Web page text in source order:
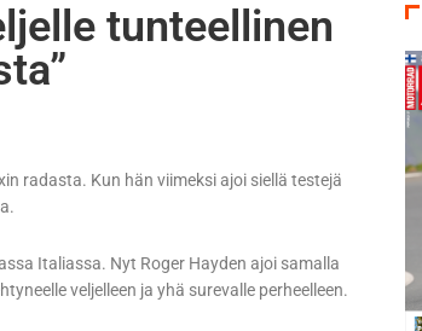
tunteellinen
radasta. Kun hän viimeksi ajoi siellä testejä
Italiassa. Nyt Roger Hayden ajoi samalla
veljelleen ja yhä surevalle perheelleen.